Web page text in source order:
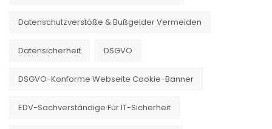
Datenschutzverstöße & Bußgelder Vermeiden
Datensicherheit DSGVO
DSGVO-Konforme Webseite Cookie-Banner
EDV-Sachverständige Für IT-Sicherheit